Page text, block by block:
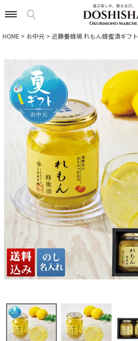
特集から選ぶ
予算から選ぶ
カテゴリから選ぶ
贈る相手から選ぶ
HOME お中元 近藤養蜂場 れもん蜂蜜漬ギフト